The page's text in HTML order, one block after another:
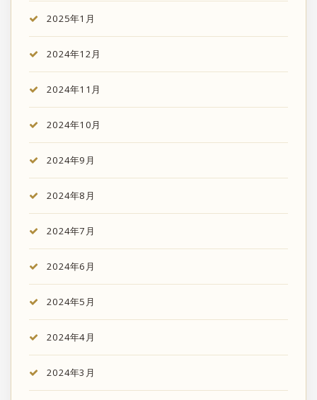
2025年1月
2024年12月
2024年11月
2024年10月
2024年9月
2024年8月
2024年7月
2024年6月
2024年5月
2024年4月
2024年3月